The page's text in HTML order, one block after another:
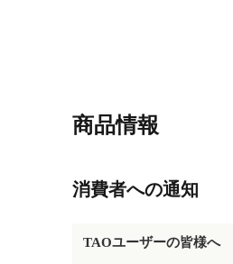
商品情報
消費者への通知
TAOユーザーの皆様へ